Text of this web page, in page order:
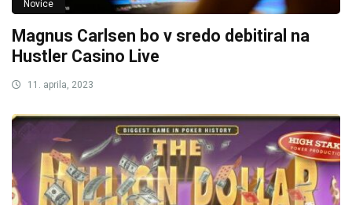
Novice
Magnus Carlsen bo v sredo debitiral na
Hustler Casino Live
11. aprila, 2023